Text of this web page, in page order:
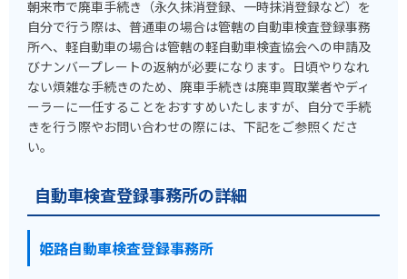
朝来市で廃車手続き（永久抹消登録、一時抹消登録など）を
自分で行う際は、普通車の場合は管轄の自動車検査登録事務
所へ、軽自動車の場合は管轄の軽自動車検査協会への申請及
びナンバープレートの返納が必要になります。日頃やりなれ
ない煩雑な手続きのため、廃車手続きは廃車買取業者やディ
ーラーに一任することをおすすめいたしますが、自分で手続
きを行う際やお問い合わせの際には、下記をご参照くださ
い。
自動車検査登録事務所の詳細
姫路自動車検査登録事務所